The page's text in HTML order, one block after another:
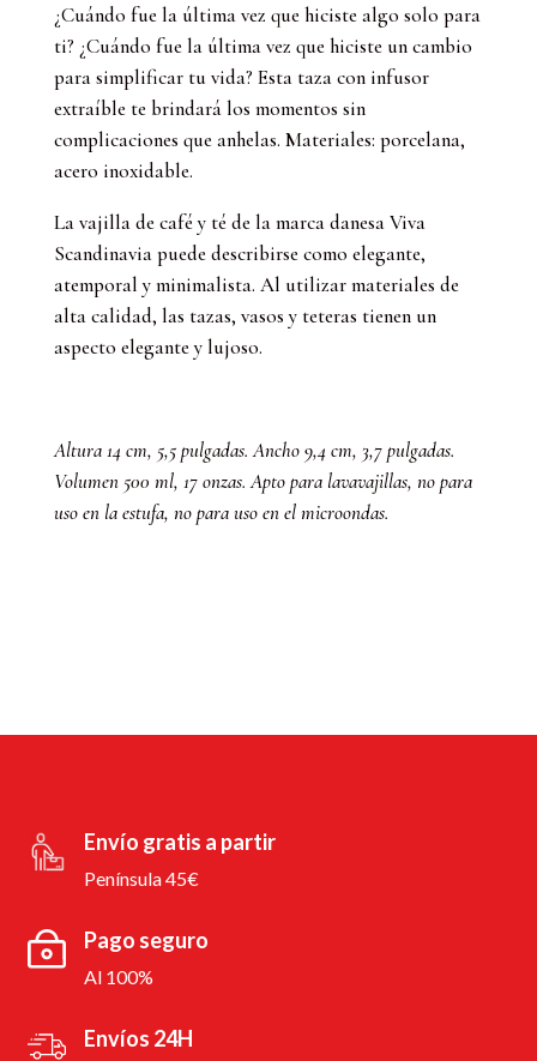
Porcelana,
Azul
cantidad
¿Cuándo fue la última vez que hiciste algo solo para
ti? ¿Cuándo fue la última vez que hiciste un cambio
para simplificar tu vida? Esta taza con infusor
extraíble te brindará los momentos sin
complicaciones que anhelas. Materiales: porcelana,
acero inoxidable.
La vajilla de café y té de la marca danesa Viva
Scandinavia puede describirse como elegante,
atemporal y minimalista. Al utilizar materiales de
alta calidad, las tazas, vasos y teteras tienen un
aspecto elegante y lujoso.
Altura 14 cm, 5,5 pulgadas. Ancho 9,4 cm, 3,7 pulgadas.
Volumen 500 ml, 17 onzas. Apto para lavavajillas, no para
uso en la estufa, no para uso en el microondas.
Envío gratis a partir
Península 45€
Pago seguro
Al 100%
Envíos 24H